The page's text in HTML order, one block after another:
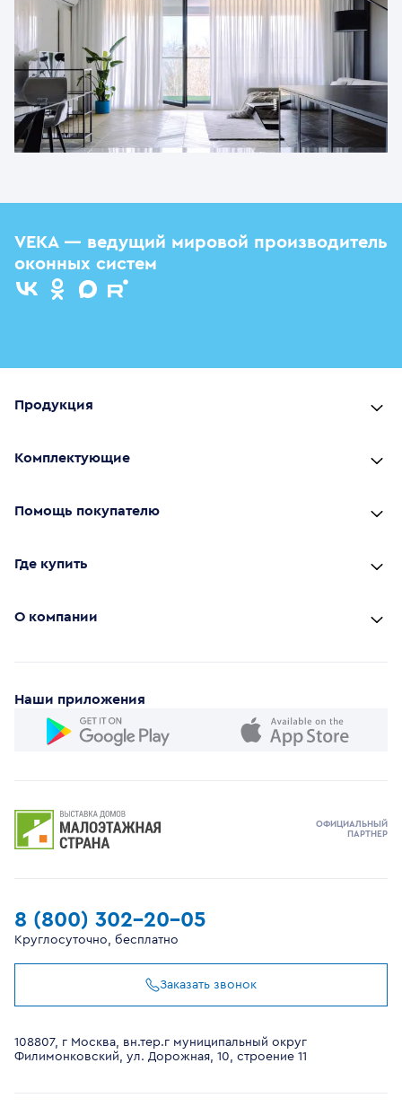
VEKA — ведущий мировой производитель
оконных систем
Продукция
Комплектующие
Помощь покупателю
Где купить
О компании
Наши приложения
8 (800) 302-20-05
Круглосуточно, бесплатно
Заказать звонок
ОФИЦИАЛЬНЫЙ
ПАРТНЕР
108807, г Москва, вн.тер.г муниципальный округ
Филимонковский, ул. Дорожная, 10, строение 11